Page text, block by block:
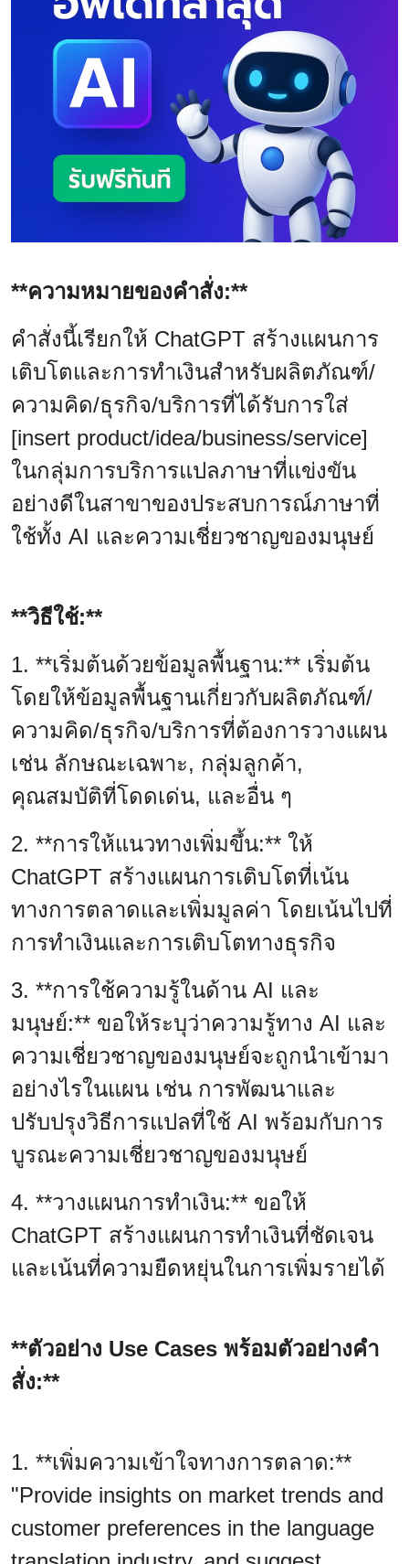
**ความหมายของคำสั่ง:**
คำสั่งนี้เรียกให้ ChatGPT สร้างแผนการ
เติบโตและการทำเงินสำหรับผลิตภัณฑ์/
ความคิด/ธุรกิจ/บริการที่ได้รับการใส่
[insert product/idea/business/service]
ในกลุ่มการบริการแปลภาษาที่แข่งขัน
อย่างดีในสาขาของประสบการณ์ภาษาที่
ใช้ทั้ง AI และความเชี่ยวชาญของมนุษย์
**วิธีใช้:**
1. **เริ่มต้นด้วยข้อมูลพื้นฐาน:** เริ่มต้น
โดยให้ข้อมูลพื้นฐานเกี่ยวกับผลิตภัณฑ์/
ความคิด/ธุรกิจ/บริการที่ต้องการวางแผน
เช่น ลักษณะเฉพาะ, กลุ่มลูกค้า,
คุณสมบัติที่โดดเด่น, และอื่น ๆ
2. **การให้แนวทางเพิ่มขึ้น:** ให้
ChatGPT สร้างแผนการเติบโตที่เน้น
ทางการตลาดและเพิ่มมูลค่า โดยเน้นไปที่
การทำเงินและการเติบโตทางธุรกิจ
3. **การใช้ความรู้ในด้าน AI และ
มนุษย์:** ขอให้ระบุว่าความรู้ทาง AI และ
ความเชี่ยวชาญของมนุษย์จะถูกนำเข้ามา
อย่างไรในแผน เช่น การพัฒนาและ
ปรับปรุงวิธีการแปลที่ใช้ AI พร้อมกับการ
บูรณะความเชี่ยวชาญของมนุษย์
4. **วางแผนการทำเงิน:** ขอให้
ChatGPT สร้างแผนการทำเงินที่ชัดเจน
และเน้นที่ความยืดหยุ่นในการเพิ่มรายได้
**ตัวอย่าง Use Cases พร้อมตัวอย่างคำ
สั่ง:**
1. **เพิ่มความเข้าใจทางการตลาด:**
"Provide insights on market trends and
customer preferences in the language